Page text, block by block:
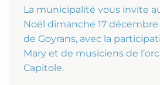
La municipalité vous invite
Noël dimanche 17 décembre
de Goyrans, avec la
Mary et de musiciens de
Capitole.